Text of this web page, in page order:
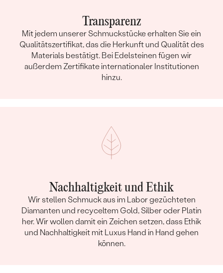
Transparenz
Mit jedem unserer Schmuckstücke erhalten Sie ein
Qualitätszertifikat, das die Herkunft und Qualität des
Materials bestätigt. Bei Edelsteinen fügen wir
außerdem Zertifikate internationaler Institutionen
hinzu.
Nachhaltigkeit und Ethik
Wir stellen Schmuck aus im Labor gezüchteten
Diamanten und recyceltem Gold, Silber oder Platin
her. Wir wollen damit ein Zeichen setzen, dass Ethik
und Nachhaltigkeit mit Luxus Hand in Hand gehen
können.